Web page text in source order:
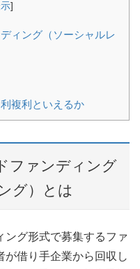
]
ィング（ソーシャルレ
複利といえるか
ファンディング
グ）とは
ング形式で募集するファ
が借り手企業から回収し